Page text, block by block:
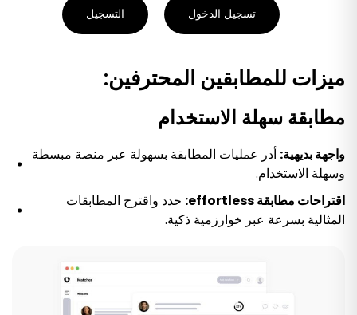
تسجيل الدخول التسجيل
ميزات للمطابقين المحترفين:
مطابقة سهلة الاستخدام
واجهة بديهية: أدر عمليات المطابقة بسهولة عبر منصة مبسطة
وسهلة الاستخدام.
اقتراحات مطابقة effortless:
حدد واقترح المطابقات
المثالية بسرعة عبر خوارزمية ذكية.